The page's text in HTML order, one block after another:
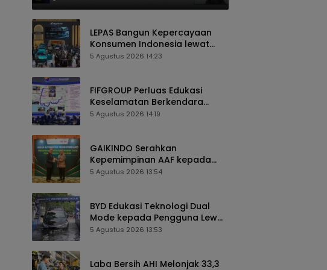
LEPAS Bangun Kepercayaan
Konsumen Indonesia lewat
Pengalaman Berkendara
5 Agustus 2026 14:23
FIFGROUP Perluas Edukasi
Keselamatan Berkendara
Lewat Program FABL di GIIAS
5 Agustus 2026 14:19
GAIKINDO Serahkan
Kepemimpinan AAF kepada
Malaysia, Perkuat Kolaborasi
5 Agustus 2026 13:54
BYD Edukasi Teknologi Dual
Mode kepada Pengguna Lewat
Komunitas BEYOND di GIIAS
5 Agustus 2026 13:53
Laba Bersih AHI Melonjak 33,3